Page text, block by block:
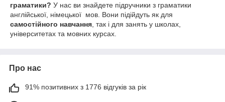
граматики? У нас ви знайдете підручники з граматики
англійської, німецької мов. Вони підійдуть як для
самостійного навчання , так і для занять у школах,
університетах та мовних курсах.
Про нас
91% позитивних з 1776 відгуків за рік